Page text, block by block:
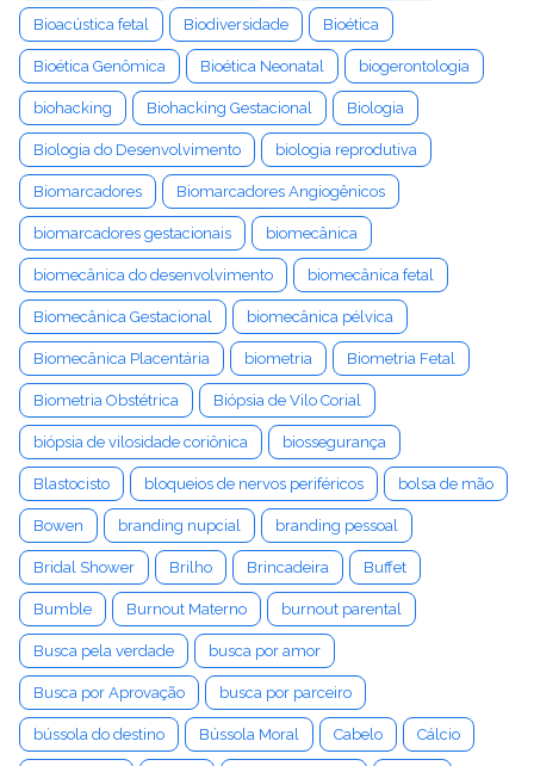
Bioacústica fetal Biodiversidade Bioética
Bioética Genômica Bioética Neonatal biogerontologia
biohacking Biohacking Gestacional Biologia
Biologia do Desenvolvimento biologia reprodutiva
Biomarcadores Biomarcadores Angiogênicos
biomarcadores gestacionais biomecânica
biomecânica do desenvolvimento biomecânica fetal
Biomecânica Gestacional biomecânica pélvica
Biomecânica Placentária biometria Biometria Fetal
Biometria Obstétrica Biópsia de Vilo Corial
biópsia de vilosidade coriônica biossegurança
Blastocisto bloqueios de nervos periféricos bolsa de mão
Bowen branding nupcial branding pessoal
Bridal Shower Brilho Brincadeira Buffet
Bumble Burnout Materno burnout parental
Busca pela verdade busca por amor
Busca por Aprovação busca por parceiro
bússola do destino Bússola Moral Cabelo Cálcio